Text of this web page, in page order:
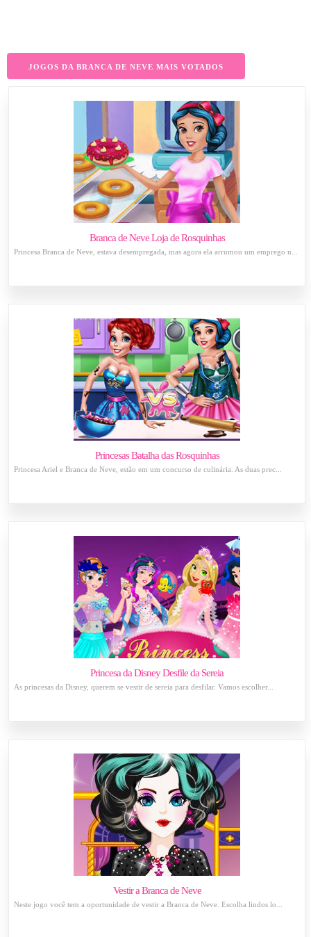
JOGOS DA BRANCA DE NEVE MAIS VOTADOS
Branca de Neve Loja de Rosquinhas
Princesa Branca de Neve, estava desempregada, mas agora ela arrumou um emprego n...
Princesas Batalha das Rosquinhas
Princesa Ariel e Branca de Neve, estão em um concurso de culinária. As duas prec...
Princesa da Disney Desfile da Sereia
As princesas da Disney, querem se vestir de sereia para desfilar. Vamos escolher...
Vestir a Branca de Neve
Neste jogo você tem a oportunidade de vestir a Branca de Neve. Escolha lindos lo...